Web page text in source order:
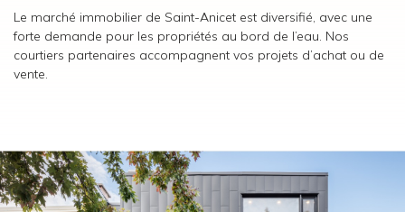
Le marché immobilier de Saint-Anicet est diversifié, avec une
forte demande pour les propriétés au bord de l’eau. Nos
courtiers partenaires accompagnent vos projets d’achat ou de
vente.